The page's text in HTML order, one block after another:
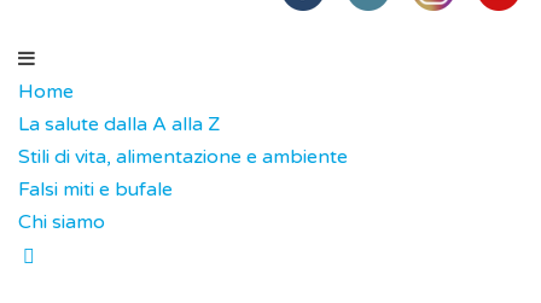
Home
La salute dalla A alla Z
Stili di vita, alimentazione e ambiente
Falsi miti e bufale
Chi siamo